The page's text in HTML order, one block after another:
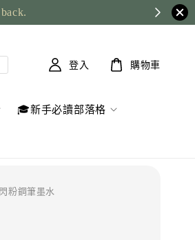
🎓新手必讀部落格
登入 購物車
粉鋼筆墨水